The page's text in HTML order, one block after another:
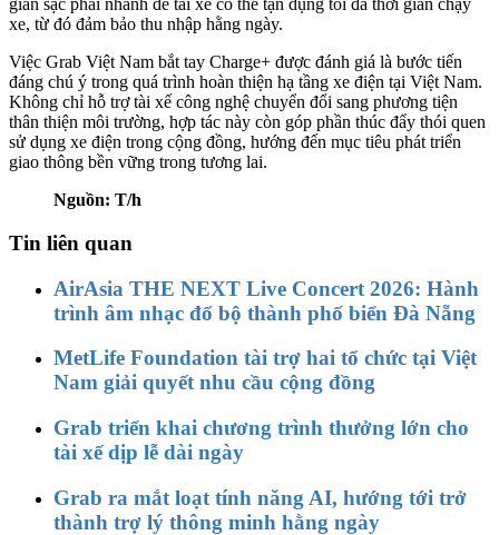
gian sạc phải nhanh để tài xế có thể tận dụng tối đa thời gian chạy
xe, từ đó đảm bảo thu nhập hằng ngày.
Việc Grab Việt Nam bắt tay Charge+ được đánh giá là bước tiến
đáng chú ý trong quá trình hoàn thiện hạ tầng xe điện tại Việt Nam.
Không chỉ hỗ trợ tài xế công nghệ chuyển đổi sang phương tiện
thân thiện môi trường, hợp tác này còn góp phần thúc đẩy thói quen
sử dụng xe điện trong cộng đồng, hướng đến mục tiêu phát triển
giao thông bền vững trong tương lai.
Nguồn: T/h
Tin liên quan
AirAsia THE NEXT Live Concert 2026: Hành
trình âm nhạc đổ bộ thành phố biển Đà Nẵng
MetLife Foundation tài trợ hai tổ chức tại Việt
Nam giải quyết nhu cầu cộng đồng
Grab triển khai chương trình thưởng lớn cho
tài xế dịp lễ dài ngày
Grab ra mắt loạt tính năng AI, hướng tới trở
thành trợ lý thông minh hằng ngày